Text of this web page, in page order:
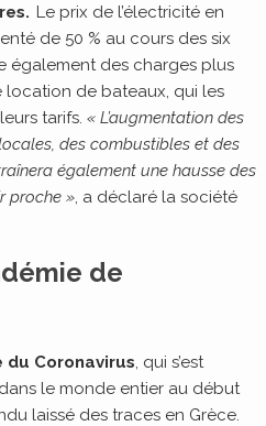
Le prix de l’électricité en
de 50 % au cours des six
également des charges plus
location de bateaux, qui les
tarifs. « L’augmentation des
des combustibles et des
également une hausse des
proche », a déclaré la société
de
du Coronavirus, qui s’est
le monde entier au début
laissé des traces en Grèce.